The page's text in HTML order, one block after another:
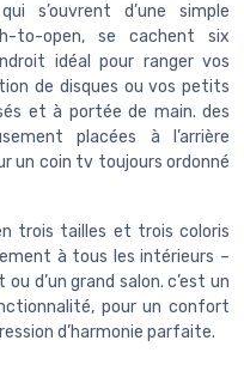
s’ouvrent d’une simple
to-open, se cachent six
idéal pour ranger vos
de disques ou vos petits
et à portée de main. des
placées à l’arrière
un coin tv toujours ordonné
trois tailles et trois coloris
à tous les intérieurs –
d’un grand salon. c’est un
pour un confort
d’harmonie parfaite.